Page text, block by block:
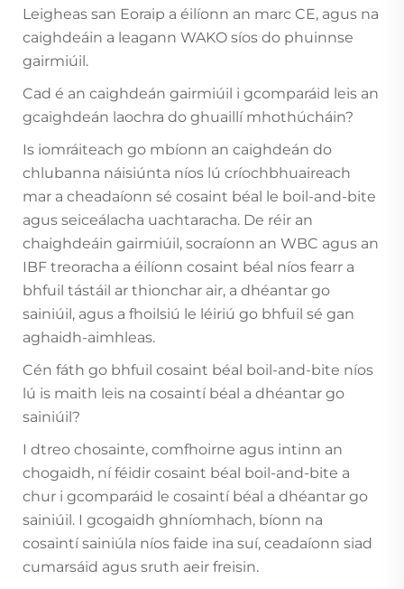
Leigheas san Eoraip a éilíonn an marc CE, agus na
caighdeáin a leagann WAKO síos do phuinnse
gairmiúil.
Cad é an caighdeán gairmiúil i gcomparáid leis an
gcaighdeán laochra do ghuaillí mhothúcháin?
Is iomráiteach go mbíonn an caighdeán do
chlubanna náisiúnta níos lú críochbhuaireach
mar a cheadaíonn sé cosaint béal le boil-and-bite
agus seiceálacha uachtaracha. De réir an
chaighdeáin gairmiúil, socraíonn an WBC agus an
IBF treoracha a éilíonn cosaint béal níos fearr a
bhfuil tástáil ar thionchar air, a dhéantar go
sainiúil, agus a fhoilsiú le léiriú go bhfuil sé gan
aghaidh-aimhleas.
Cén fáth go bhfuil cosaint béal boil-and-bite níos
lú is maith leis na cosaintí béal a dhéantar go
sainiúil?
I dtreo chosainte, comfhoirne agus intinn an
chogaidh, ní féidir cosaint béal boil-and-bite a
chur i gcomparáid le cosaintí béal a dhéantar go
sainiúil. I gcogaidh ghníomhach, bíonn na
cosaintí sainiúla níos faide ina suí, ceadaíonn siad
cumarsáid agus sruth aeir freisin.